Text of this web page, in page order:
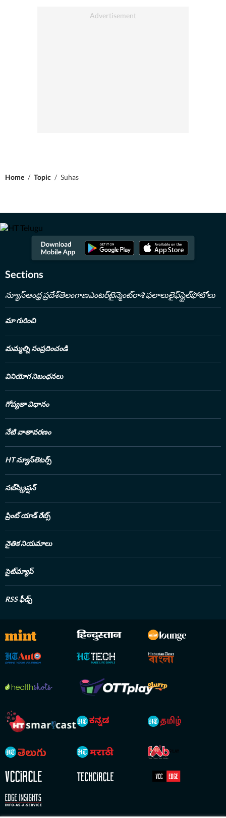
Home / Topic / Suhas
Sections
న్యూస్ఆంధ్ర ప్రదేశ్తెలంగాణఎంటర్‌టైన్మెంట్రాశి ఫలాలులైఫ్‌స్టైల్ఫోటోలు
మా గురించి
మమ్మల్ని సంప్రదించండి
వినియోగ నిబంధనలు
గోప్యతా విధానం
నేటి వాతావరణం
HT న్యూస్‌లెటర్స్
సబ్‌స్క్రిప్షన్
ప్రింట్ యాడ్ రేట్స్
నైతిక నియమాలు
సైట్‌మ్యాప్
RSS ఫీడ్స్